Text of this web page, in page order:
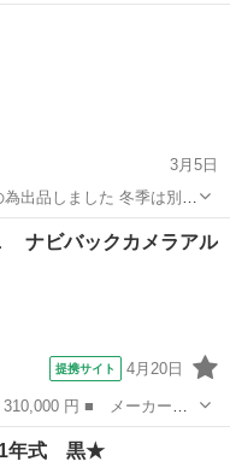
も下
3月5日
した 冬季は別の
かけずでしたが オイル交
走行距離
ナビバックカメラアル
提携サイト 4月20日
グレード名： Ｌ ナビ
■ ドア枚数： 5D ■ ミ
年式 黒★